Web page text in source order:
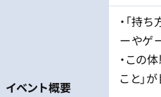
イベント概要
・「持
ーやゲ
・この
こと」